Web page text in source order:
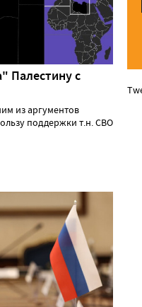
Палестину с
из аргументов
поддержки т.н. СВО